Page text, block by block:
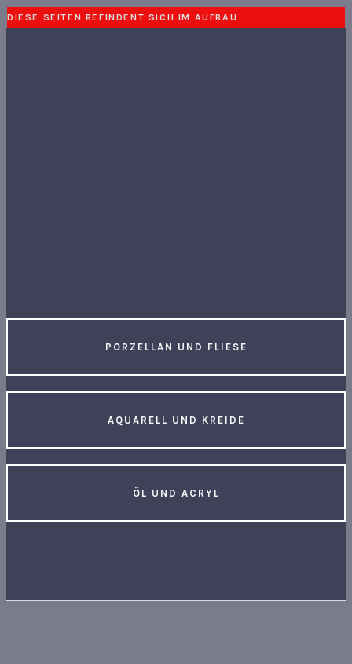
DIESE SEITEN BEFINDENT SICH IM AUFBAU
PORZELLAN UND FLIESE
AQUARELL UND KREIDE
ÖL UND ACRYL